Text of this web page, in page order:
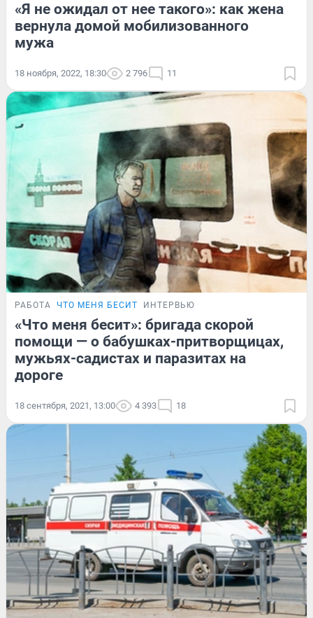
«Я не ожидал от нее такого»: как жена
вернула домой мобилизованного
мужа
18 ноября, 2022, 18:30 2 796 11
РАБОТА ЧТО МЕНЯ БЕСИТ ИНТЕРВЬЮ
«Что меня бесит»: бригада скорой
помощи — о бабушках-притворщицах,
мужьях-садистах и паразитах на
дороге
18 сентября, 2021, 13:00 4 393 18